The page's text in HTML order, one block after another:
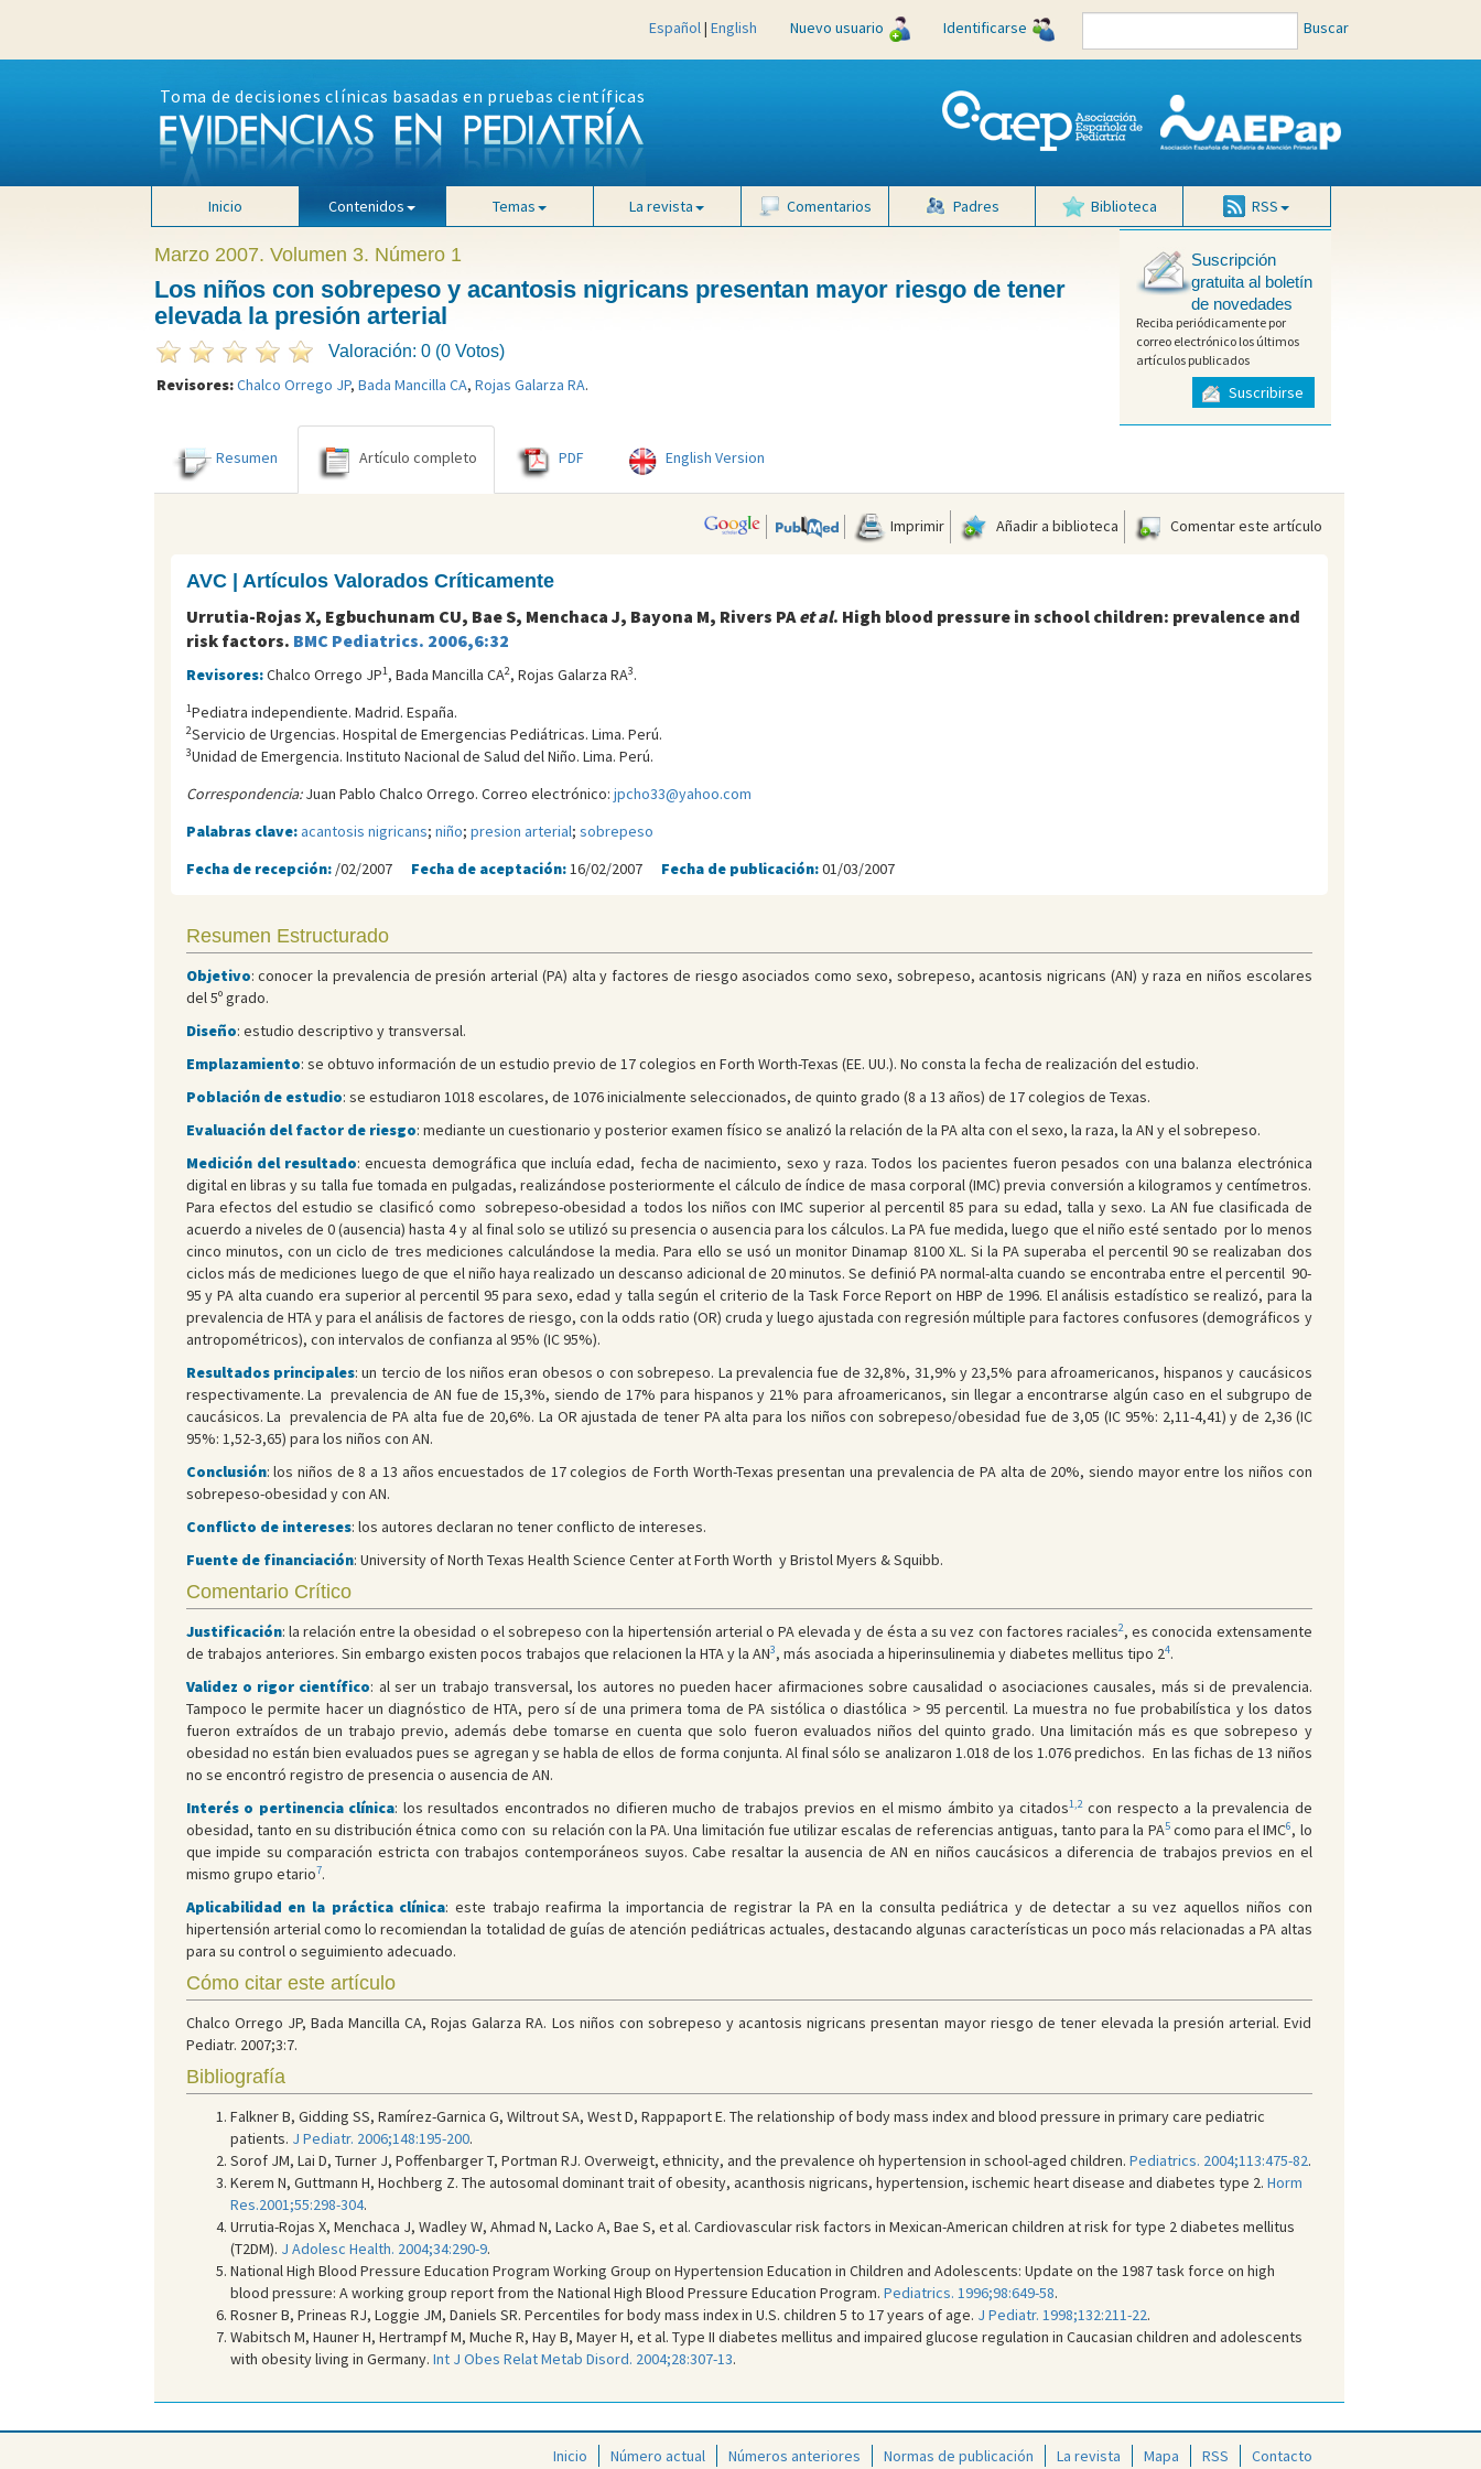
Español| English Nuevo usuario Identificarse Buscar
Toma de decisiones clínicas basadas en pruebas científicas
Inicio Contenidos Temas La revista Comentarios Padres Biblioteca RSS
Marzo 2007. Volumen 3. Número 1
Los niños con sobrepeso y acantosis nigricans presentan mayor riesgo de tener
elevada la presión arterial
Valoración: 0 (0 Votos)
Revisores:Chalco Orrego JP, Bada Mancilla CA, Rojas Galarza RA.
Suscripción
gratuita al boletín
de novedades
Reciba periódicamente por
correo electrónico los últimos
artículos publicados
Suscribirse
Resumen Artículo completo PDF English Version
Imprimir Añadir a biblioteca Comentar este artículo
AVC | Artículos Valorados Críticamente
Urrutia-Rojas X, Egbuchunam CU, Bae S, Menchaca J, Bayona M, Rivers PAet al. High blood pressure in school children: prevalence and
risk factors. BMC Pediatrics. 2006,6:32
Revisores:Chalco Orrego JP1, Bada Mancilla CA2, Rojas Galarza RA3.
1Pediatra independiente. Madrid. España.
2Servicio de Urgencias. Hospital de Emergencias Pediátricas. Lima. Perú.
3Unidad de Emergencia. Instituto Nacional de Salud del Niño. Lima. Perú.
Correspondencia:Juan Pablo Chalco Orrego. Correo electrónico: jpcho33@yahoo.com
Palabras clave:acantosis nigricans; niño; presion arterial; sobrepeso
Fecha de recepción: /02/2007 Fecha de aceptación:16/02/2007 Fecha de publicación:01/03/2007
Resumen Estructurado
Objetivo: conocer la prevalencia de presión arterial (PA) alta y factores de riesgo asociados como sexo, sobrepeso, acantosis nigricans (AN) y raza en niños escolares
del 5º grado.
Diseño: estudio descriptivo y transversal.
Emplazamiento: se obtuvo información de un estudio previo de 17 colegios en Forth Worth-Texas (EE. UU.). No consta la fecha de realización del estudio.
Población de estudio: se estudiaron 1018 escolares, de 1076 inicialmente seleccionados, de quinto grado (8 a 13 años) de 17 colegios de Texas.
Evaluación del factor de riesgo: mediante un cuestionario y posterior examen físico se analizó la relación de la PA alta con el sexo, la raza, la AN y el sobrepeso.
Medición del resultado: encuesta demográfica que incluía edad, fecha de nacimiento, sexo y raza. Todos los pacientes fueron pesados con una balanza electrónica
digital en libras y su talla fue tomada en pulgadas, realizándose posteriormente el cálculo de índice de masa corporal (IMC) previa conversión a kilogramos y centímetros.
Para efectos del estudio se clasificó como sobrepeso-obesidad a todos los niños con IMC superior al percentil 85 para su edad, talla y sexo. La AN fue clasificada de
acuerdo a niveles de 0 (ausencia) hasta 4 y al final solo se utilizó su presencia o ausencia para los cálculos. La PA fue medida, luego que el niño esté sentado por lo menos
cinco minutos, con un ciclo de tres mediciones calculándose la media. Para ello se usó un monitor Dinamap 8100 XL. Si la PA superaba el percentil 90 se realizaban dos
ciclos más de mediciones luego de que el niño haya realizado un descanso adicional de 20 minutos. Se definió PA normal-alta cuando se encontraba entre el percentil 90-
95 y PA alta cuando era superior al percentil 95 para sexo, edad y talla según el criterio de la Task Force Report on HBP de 1996. El análisis estadístico se realizó, para la
prevalencia de HTA y para el análisis de factores de riesgo, con la odds ratio (OR) cruda y luego ajustada con regresión múltiple para factores confusores (demográficos y
antropométricos), con intervalos de confianza al 95% (IC 95%).
Resultados principales: un tercio de los niños eran obesos o con sobrepeso. La prevalencia fue de 32,8%, 31,9% y 23,5% para afroamericanos, hispanos y caucásicos
respectivamente. La prevalencia de AN fue de 15,3%, siendo de 17% para hispanos y 21% para afroamericanos, sin llegar a encontrarse algún caso en el subgrupo de
caucásicos. La prevalencia de PA alta fue de 20,6%. La OR ajustada de tener PA alta para los niños con sobrepeso/obesidad fue de 3,05 (IC 95%: 2,11-4,41) y de 2,36 (IC
95%: 1,52-3,65) para los niños con AN.
Conclusión: los niños de 8 a 13 años encuestados de 17 colegios de Forth Worth-Texas presentan una prevalencia de PA alta de 20%, siendo mayor entre los niños con
sobrepeso-obesidad y con AN.
Conflicto de intereses: los autores declaran no tener conflicto de intereses.
Fuente de financiación: University of North Texas Health Science Center at Forth Worth y Bristol Myers & Squibb.
Comentario Crítico
Justificación: la relación entre la obesidad o el sobrepeso con la hipertensión arterial o PA elevada y de ésta a su vez con factores raciales2, es conocida extensamente
de trabajos anteriores. Sin embargo existen pocos trabajos que relacionen la HTA y la AN3, más asociada a hiperinsulinemia y diabetes mellitus tipo 24.
Validez o rigor científico: al ser un trabajo transversal, los autores no pueden hacer afirmaciones sobre causalidad o asociaciones causales, más si de prevalencia.
Tampoco le permite hacer un diagnóstico de HTA, pero sí de una primera toma de PA sistólica o diastólica > 95 percentil. La muestra no fue probabilística y los datos
fueron extraídos de un trabajo previo, además debe tomarse en cuenta que solo fueron evaluados niños del quinto grado. Una limitación más es que sobrepeso y
obesidad no están bien evaluados pues se agregan y se habla de ellos de forma conjunta. Al final sólo se analizaron 1.018 de los 1.076 predichos. En las fichas de 13 niños
no se encontró registro de presencia o ausencia de AN.
Interés o pertinencia clínica: los resultados encontrados no difieren mucho de trabajos previos en el mismo ámbito ya citados1,2con respecto a la prevalencia de
obesidad, tanto en su distribución étnica como con su relación con la PA. Una limitación fue utilizar escalas de referencias antiguas, tanto para la PA5como para el IMC6, lo
que impide su comparación estricta con trabajos contemporáneos suyos. Cabe resaltar la ausencia de AN en niños caucásicos a diferencia de trabajos previos en el
mismo grupo etario7.
Aplicabilidad en la práctica clínica: este trabajo reafirma la importancia de registrar la PA en la consulta pediátrica y de detectar a su vez aquellos niños con
hipertensión arterial como lo recomiendan la totalidad de guías de atención pediátricas actuales, destacando algunas características un poco más relacionadas a PA altas
para su control o seguimiento adecuado.
Cómo citar este artículo
Chalco Orrego JP, Bada Mancilla CA, Rojas Galarza RA. Los niños con sobrepeso y acantosis nigricans presentan mayor riesgo de tener elevada la presión arterial. Evid
Pediatr. 2007;3:7.
Bibliografía
Falkner B, Gidding SS, Ramírez-Garnica G, Wiltrout SA, West D, Rappaport E. The relationship of body mass index and blood pressure in primary care pediatric
patients. J Pediatr. 2006;148:195-200.
Sorof JM, Lai D, Turner J, Poffenbarger T, Portman RJ. Overweigt, ethnicity, and the prevalence oh hypertension in school-aged children. Pediatrics. 2004;113:475-82.
Kerem N, Guttmann H, Hochberg Z. The autosomal dominant trait of obesity, acanthosis nigricans, hypertension, ischemic heart disease and diabetes type 2. Horm
Res.2001;55:298-304.
Urrutia-Rojas X, Menchaca J, Wadley W, Ahmad N, Lacko A, Bae S, et al. Cardiovascular risk factors in Mexican-American children at risk for type 2 diabetes mellitus
(T2DM). J Adolesc Health. 2004;34:290-9.
National High Blood Pressure Education Program Working Group on Hypertension Education in Children and Adolescents: Update on the 1987 task force on high
blood pressure: A working group report from the National High Blood Pressure Education Program. Pediatrics. 1996;98:649-58.
Rosner B, Prineas RJ, Loggie JM, Daniels SR. Percentiles for body mass index in U.S. children 5 to 17 years of age. J Pediatr. 1998;132:211-22.
Wabitsch M, Hauner H, Hertrampf M, Muche R, Hay B, Mayer H, et al. Type II diabetes mellitus and impaired glucose regulation in Caucasian children and adolescents
with obesity living in Germany. Int J Obes Relat Metab Disord. 2004;28:307-13.
Inicio Número actual Números anteriores Normas de publicación La revista Mapa RSS Contacto